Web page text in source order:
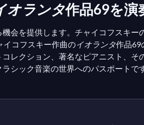
オランタ作品69を演
会を提供します。チャイコフスキ
イコフスキー作曲のイオランタ作品69
レクション、著名なピアニスト、そ
シック音楽の世界へのパスポートで